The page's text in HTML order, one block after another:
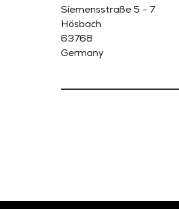
Siemensstraße 5 - 7
Hösbach
63768
Germany